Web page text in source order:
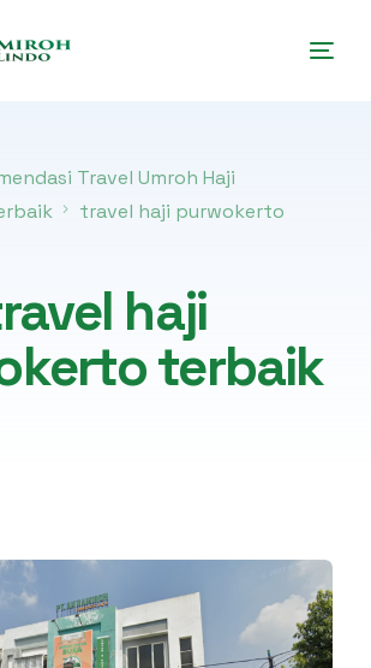
Travel Umroh Haji
travel haji purwokerto
haji
terbaik